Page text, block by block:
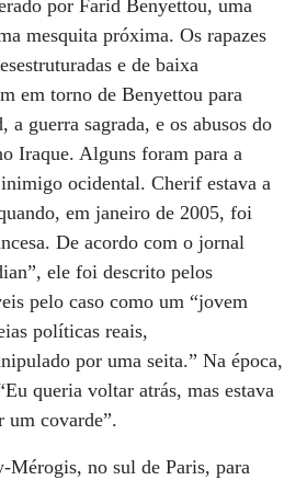
por Farid Benyettou, uma
mesquita próxima. Os rapazes
e de baixa
em torno de Benyettou para
a guerra sagrada, e os abusos do
Iraque. Alguns foram para a
ocidental. Cherif estava a
em janeiro de 2005, foi
De acordo com o jornal
ele foi descrito pelos
pelo caso como um “jovem
políticas reais,
por uma seita.” Na época,
queria voltar atrás, mas estava
um covarde”.
Mérogis, no sul de Paris, para